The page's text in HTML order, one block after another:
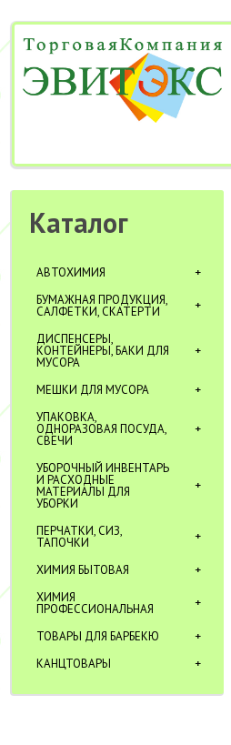
Каталог
АВТОХИМИЯ
БУМАЖНАЯ ПРОДУКЦИЯ,
САЛФЕТКИ, СКАТЕРТИ
ДИСПЕНСЕРЫ,
КОНТЕЙНЕРЫ, БАКИ ДЛЯ
МУСОРА
МЕШКИ ДЛЯ МУСОРА
УПАКОВКА,
ОДНОРАЗОВАЯ ПОСУДА,
СВЕЧИ
УБОРОЧНЫЙ ИНВЕНТАРЬ
И РАСХОДНЫЕ
МАТЕРИАЛЫ ДЛЯ
УБОРКИ
ПЕРЧАТКИ, СИЗ,
ТАПОЧКИ
ХИМИЯ БЫТОВАЯ
ХИМИЯ
ПРОФЕССИОНАЛЬНАЯ
ТОВАРЫ ДЛЯ БАРБЕКЮ
КАНЦТОВАРЫ